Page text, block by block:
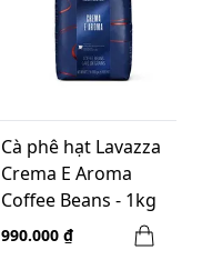
Cà phê hạt Lavazza
Crema E Aroma
Coffee Beans - 1kg
Whole bean
990.000 ₫